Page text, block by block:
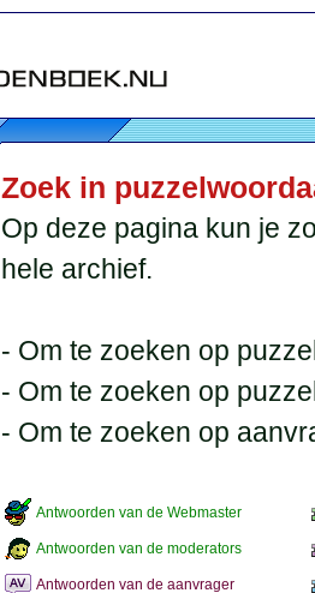
Zoek in
Op deze pagina kun je
hele archief.
- Om te zoeken op
- Om te zoeken op
- Om te zoeken op
Antwoorden van de Webmaster
Antwoorden van de moderators
Antwoorden van de aanvrager